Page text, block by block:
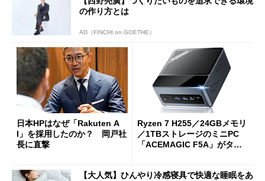
の作り方とは
AD（FINCHI on GOETHE）
日本HPはなぜ「Rakuten A
I」を採用したのか？ 岡戸社
長に直撃
Ryzen 7 H255／24GBメモリ
／1TBストレージのミニPC
「ACEMAGIC F5A」がタイ
【大人気】ひんやり冷感寝具で快適な睡眠をあ